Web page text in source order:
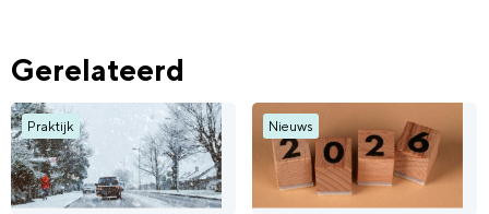
Gerelateerd
Praktijk Nieuws